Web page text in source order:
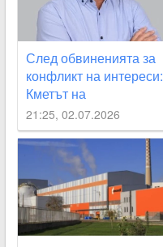
След обвиненията за
конфликт на интереси:
Кметът на
Стамболийски с първа
позиция
21:25, 02.07.2026